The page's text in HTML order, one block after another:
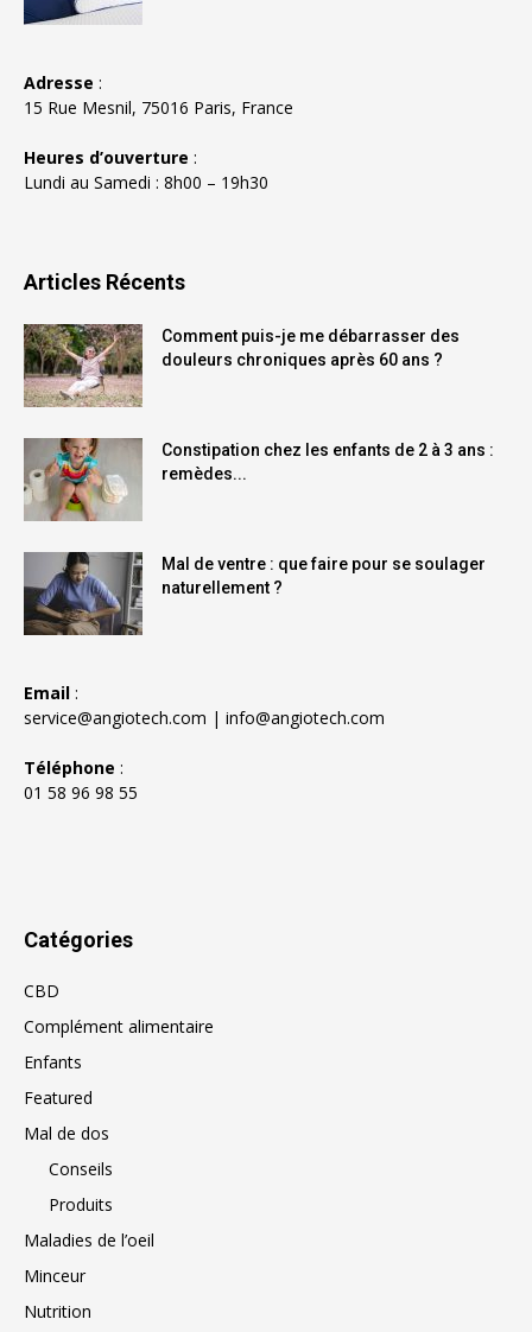
Adresse :
15 Rue Mesnil, 75016 Paris, France
Heures d’ouverture :
Lundi au Samedi : 8h00 – 19h30
Articles Récents
Comment puis-je me débarrasser des
douleurs chroniques après 60 ans ?
Constipation chez les enfants de 2 à 3 ans :
remèdes...
Mal de ventre : que faire pour se soulager
naturellement ?
Email :
service@angiotech.com | info@angiotech.com
Téléphone :
01 58 96 98 55
Catégories
CBD
Complément alimentaire
Enfants
Featured
Mal de dos
Conseils
Produits
Maladies de l’oeil
Minceur
Nutrition